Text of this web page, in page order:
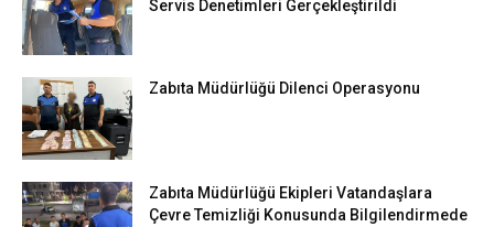
Servis Denetimleri Gerçekleştirildi
Zabıta Müdürlüğü Dilenci Operasyonu
Zabıta Müdürlüğü Ekipleri Vatandaşlara
Çevre Temizliği Konusunda Bilgilendirmede